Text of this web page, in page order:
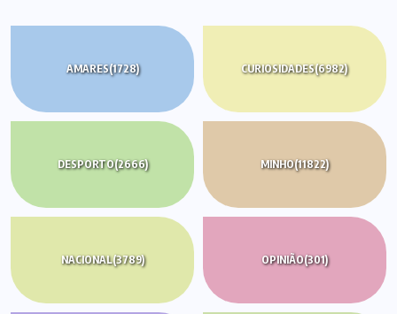
AMARES(1728) CURIOSIDADES(6982)
DESPORTO(2666) MINHO(11822)
NACIONAL(3789) OPINIÃO(301)